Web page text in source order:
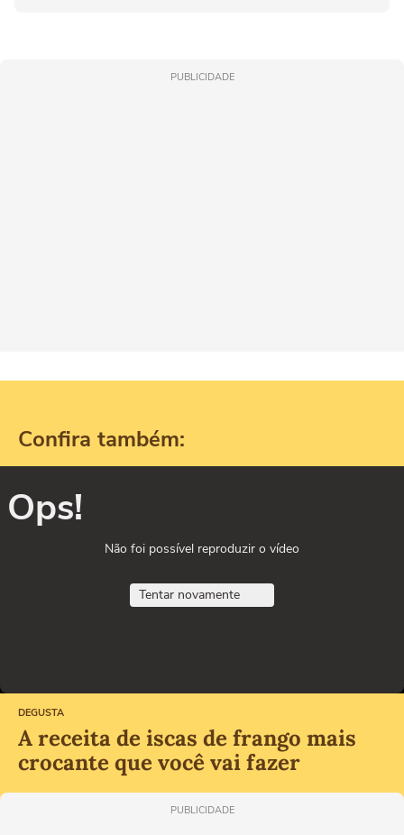
PUBLICIDADE
Confira também:
Ops!
Não foi possível reproduzir o vídeo
Tentar novamente
DEGUSTA
A receita de iscas de frango mais
crocante que você vai fazer
PUBLICIDADE